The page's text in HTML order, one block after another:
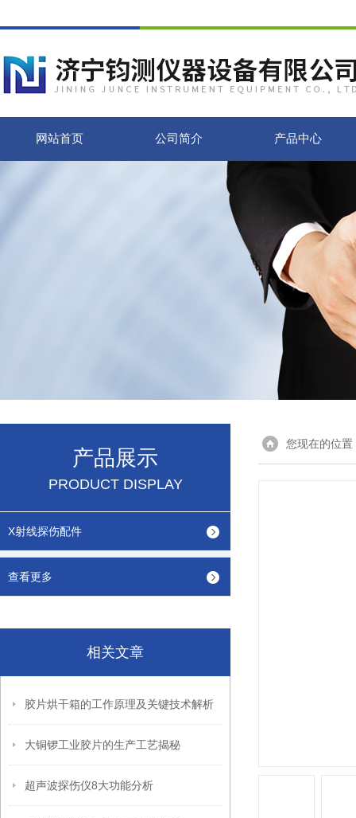
网站首页 公司简介 产品中心
产品展示
PRODUCT DISPLAY
X射线探伤配件
查看更多
相关文章
胶片烘干箱的工作原理及关键技术解析
大铜锣工业胶片的生产工艺揭秘
超声波探伤仪8大功能分析
您现在的位置